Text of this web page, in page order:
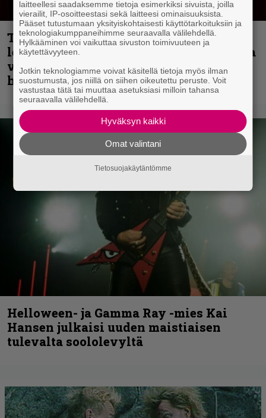
Thrash ’n’ roll -yhtye Madred ryydittää
levyjulkaisua keikkareissulla kuvatulla
videolla – ”Oltiin pakussa kusihädässä
helvetin väsyneenä…”
Helloween- ja Gamma Ray -mies Kai
Hansen julkaisi uuden maistiaisen
tulevalta soololevyltä
laitteellesi saadaksemme tietoja esimerkiksi sivuista, joilla
vierailit, IP-osoitteestasi sekä laitteesi ominaisuuksista.
Pääset tutustumaan yksityiskohtaisesti käyttötarkoituksiin ja
teknologiakumppaneihimme seuraavalla välilehdellä.
Hylkääminen voi vaikuttaa sivuston toimivuuteen ja
käytettävyyteen.
Jotkin teknologiamme voivat käsitellä tietoja myös ilman
suostumusta, jos niillä on siihen oikeutettu peruste. Voit
vastustaa tätä tai muuttaa asetuksiasi milloin tahansa
seuraavalla välilehdellä.
Hyväksyn kaikki
Omat valintani
Tietosuojakäytäntömme